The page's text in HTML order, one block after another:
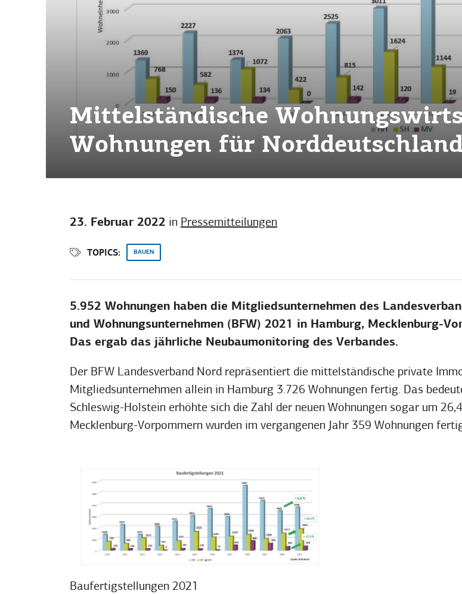
Mittelständische
Wohnungen für
23. Februar 2022 in Pressemitteilungen
TOPICS: BAUEN
5.952 Wohnungen haben die Mitgliedsunternehmen des
und Wohnungsunternehmen (BFW) 2021 in Hamburg, Mecklenburg-
Das ergab das jährliche Neubaumonitoring des Verbandes.
Der BFW Landesverband Nord repräsentiert die mittelständische private
Mitgliedsunternehmen allein in Hamburg 3.726 Wohnungen fertig. Das
Schleswig-Holstein erhöhte sich die Zahl der neuen Wohnungen sogar um
Mecklenburg-Vorpommern wurden im vergangenen Jahr 359 Wohnungen
Baufertigstellungen 2021